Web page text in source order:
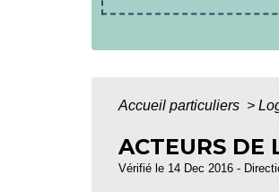
Accueil particuliers >
ACTEURS DE
Vérifié le 14 Dec 2016 -